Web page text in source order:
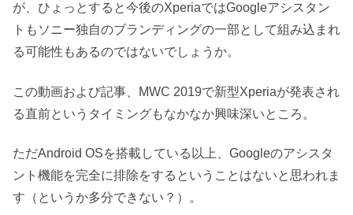
が、ひょっとすると今後のXperiaではGoogleアシスタン
トもソニー独自のブランディングの一部として組み込まれ
る可能性もあるのではないでしょうか。
この動画および記事、MWC 2019で新型Xperiaが発表され
る直前というタイミングもなかなか興味深いところ。
ただAndroid OSを搭載している以上、Googleのアシスタ
ント機能を完全に排除をするということはないと思われま
す（というか多分できない？）。